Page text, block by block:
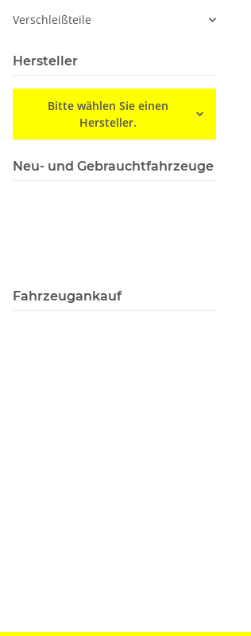
Verschleißteile
Hersteller
Bitte wählen Sie einen
Hersteller.
Neu- und Gebrauchtfahrzeuge
Fahrzeugankauf